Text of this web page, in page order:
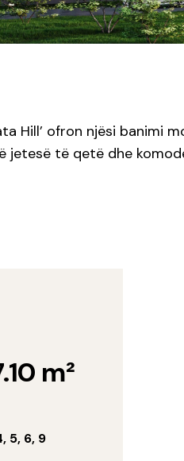
Hill’ ofron njësi
jetesë të qetë dhe
m²
5, 6, 9